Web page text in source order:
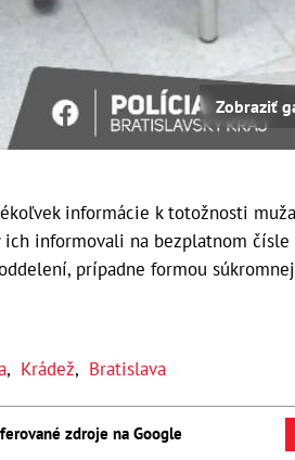
Zobraziť
informácie k totožnosti
ich informovali na bezplatnom
prípadne formou
, Krádež, Bratislava
zdroje na Google